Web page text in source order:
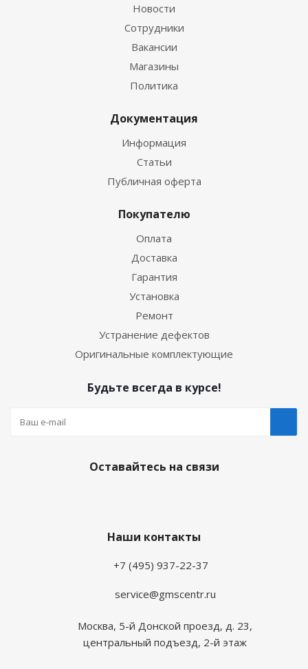
Новости
Сотрудники
Вакансии
Магазины
Политика
Документация
Информация
Статьи
Публичная оферта
Покупателю
Оплата
Доставка
Гарантия
Установка
Ремонт
Устранение дефектов
Оригинальные комплектующие
Будьте всегда в курсе!
Оставайтесь на связи
Наши контакты
+7 (495) 937-22-37
service@gmscentr.ru
Москва, 5-й Донской проезд, д. 23,
центральный подъезд, 2-й этаж